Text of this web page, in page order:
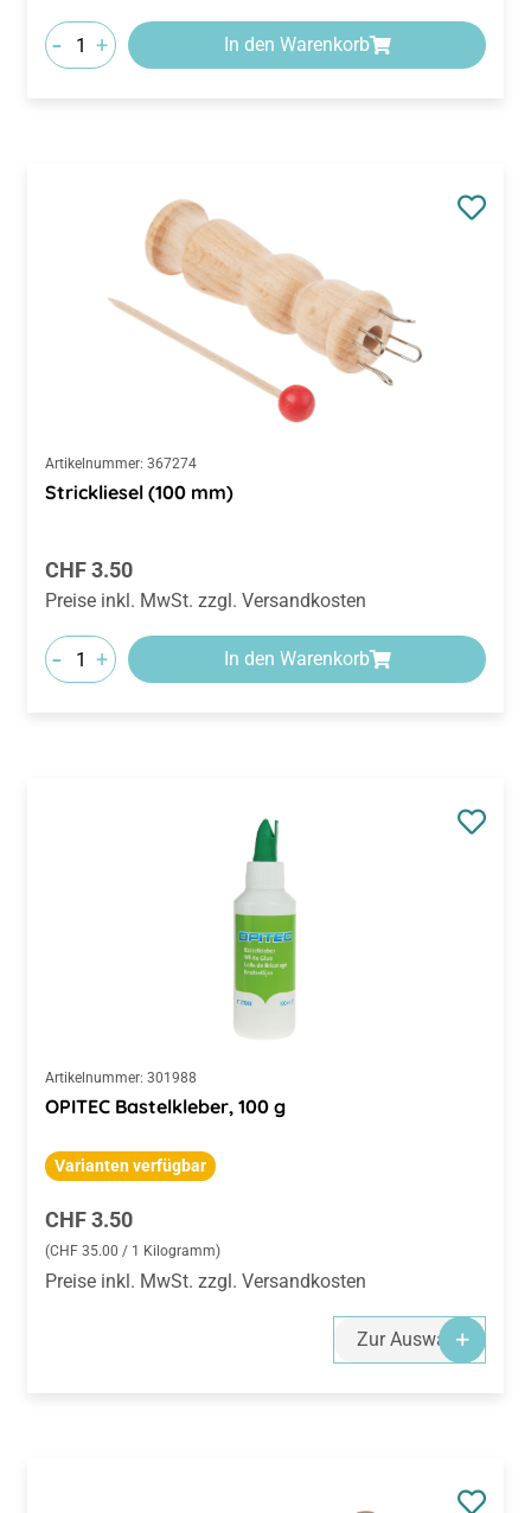
- + In den Warenkorb
Artikelnummer: 367274
Strickliesel (100 mm)
Regulärer Preis:
CHF 3.50
Preise inkl. MwSt. zzgl. Versandkosten
- + In den Warenkorb
Artikelnummer: 301988
OPITEC Bastelkleber, 100 g
Varianten verfügbar
Regulärer Preis:
CHF 3.50
(CHF 35.00 / 1 Kilogramm)
Preise inkl. MwSt. zzgl. Versandkosten
Zur Auswahl